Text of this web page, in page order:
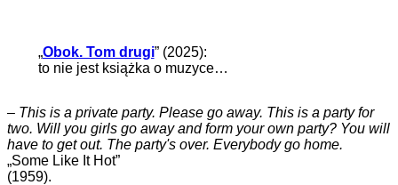
„Obok. Tom drugi” (2025):
to nie jest książka o muzyce…
– This is a private party. Please go away. This is a party for
two. Will you girls go away and form your own party? You will
have to get out. The party's over. Everybody go home.
„Some Like It Hot”
(1959).